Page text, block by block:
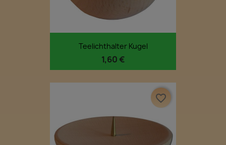
Teelichthalter Kugel
1,60 €
favorite_border